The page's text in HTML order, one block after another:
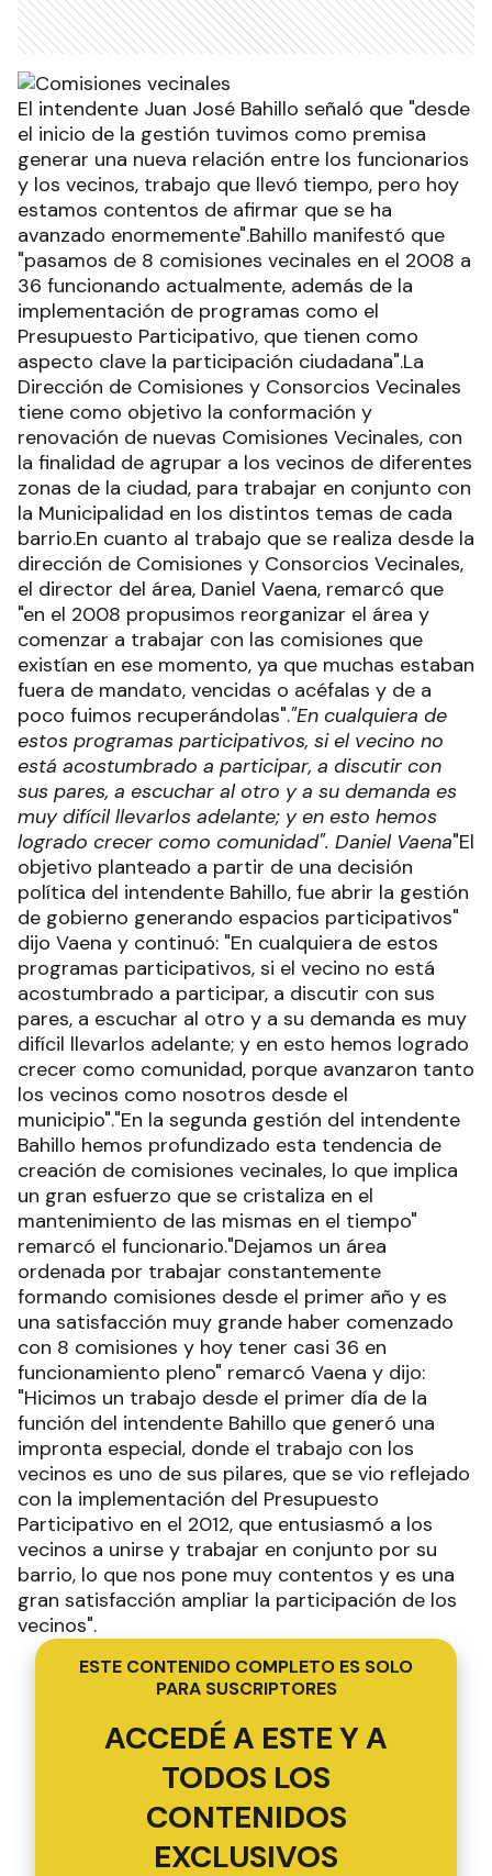
El intendente Juan José Bahillo señaló que "desde
el inicio de la gestión tuvimos como premisa
generar una nueva relación entre los funcionarios
y los vecinos, trabajo que llevó tiempo, pero hoy
estamos contentos de afirmar que se ha
avanzado enormemente".Bahillo manifestó que
"pasamos de 8 comisiones vecinales en el 2008 a
36 funcionando actualmente, además de la
implementación de programas como el
Presupuesto Participativo, que tienen como
aspecto clave la participación ciudadana".La
Dirección de Comisiones y Consorcios Vecinales
tiene como objetivo la conformación y
renovación de nuevas Comisiones Vecinales, con
la finalidad de agrupar a los vecinos de diferentes
zonas de la ciudad, para trabajar en conjunto con
la Municipalidad en los distintos temas de cada
barrio.En cuanto al trabajo que se realiza desde la
dirección de Comisiones y Consorcios Vecinales,
el director del área, Daniel Vaena, remarcó que
"en el 2008 propusimos reorganizar el área y
comenzar a trabajar con las comisiones que
existían en ese momento, ya que muchas estaban
fuera de mandato, vencidas o acéfalas y de a
poco fuimos recuperándolas"."En cualquiera de
estos programas participativos, si el vecino no
está acostumbrado a participar, a discutir con
sus pares, a escuchar al otro y a su demanda es
muy difícil llevarlos adelante; y en esto hemos
logrado crecer como comunidad". Daniel Vaena"El
objetivo planteado a partir de una decisión
política del intendente Bahillo, fue abrir la gestión
de gobierno generando espacios participativos"
dijo Vaena y continuó: "En cualquiera de estos
programas participativos, si el vecino no está
acostumbrado a participar, a discutir con sus
pares, a escuchar al otro y a su demanda es muy
difícil llevarlos adelante; y en esto hemos logrado
crecer como comunidad, porque avanzaron tanto
los vecinos como nosotros desde el
municipio"."En la segunda gestión del intendente
Bahillo hemos profundizado esta tendencia de
creación de comisiones vecinales, lo que implica
un gran esfuerzo que se cristaliza en el
mantenimiento de las mismas en el tiempo"
remarcó el funcionario."Dejamos un área
ordenada por trabajar constantemente
formando comisiones desde el primer año y es
una satisfacción muy grande haber comenzado
con 8 comisiones y hoy tener casi 36 en
funcionamiento pleno" remarcó Vaena y dijo:
"Hicimos un trabajo desde el primer día de la
función del intendente Bahillo que generó una
impronta especial, donde el trabajo con los
vecinos es uno de sus pilares, que se vio reflejado
con la implementación del Presupuesto
Participativo en el 2012, que entusiasmó a los
vecinos a unirse y trabajar en conjunto por su
barrio, lo que nos pone muy contentos y es una
gran satisfacción ampliar la participación de los
vecinos".
ESTE CONTENIDO COMPLETO ES SOLO
PARA SUSCRIPTORES
ACCEDÉ A ESTE Y A
TODOS LOS
CONTENIDOS
EXCLUSIVOS